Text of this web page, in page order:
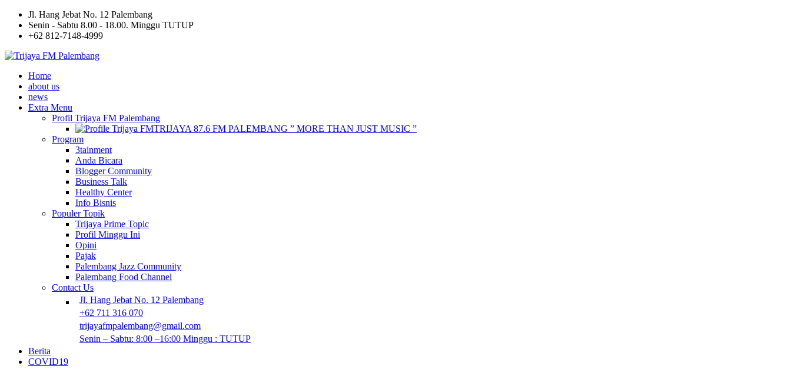
Jl. Hang Jebat No. 12 Palembang
Senin - Sabtu 8.00 - 18.00. Minggu TUTUP
+62 812-7148-4999
Home
about us
news
Extra Menu
Profil Trijaya FM Palembang
TRIJAYA 87.6 FM PALEMBANG ” MORE THAN JUST MUSIC ”
Program
3tainment
Anda Bicara
Blogger Community
Business Talk
Healthy Center
Info Bisnis
Populer Topik
Trijaya Prime Topic
Profil Minggu Ini
Opini
Pajak
Palembang Jazz Community
Palembang Food Channel
Contact Us
Jl. Hang Jebat No. 12 Palembang
+62 711 316 070
trijayafmpalembang@gmail.com
Senin – Sabtu: 8:00 –16:00 Minggu : TUTUP
Berita
COVID19